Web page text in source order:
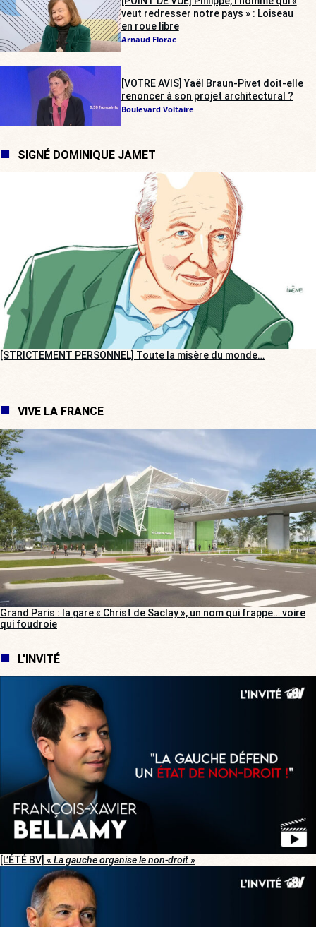
veut redresser notre pays » : Loiseau
en roue libre
Arnaud Florac
[VOTRE AVIS] Yaël Braun-Pivet doit-elle
renoncer à son projet architectural ?
Boulevard Voltaire
SIGNÉ DOMINIQUE JAMET
[STRICTEMENT PERSONNEL] Toute la misère du monde…
VIVE LA FRANCE
Grand Paris : la gare « Christ de Saclay », un nom qui frappe… voire
qui foudroie
L'INVITÉ
[L’ÉTÉ BV] « La gauche organise le non-droit»